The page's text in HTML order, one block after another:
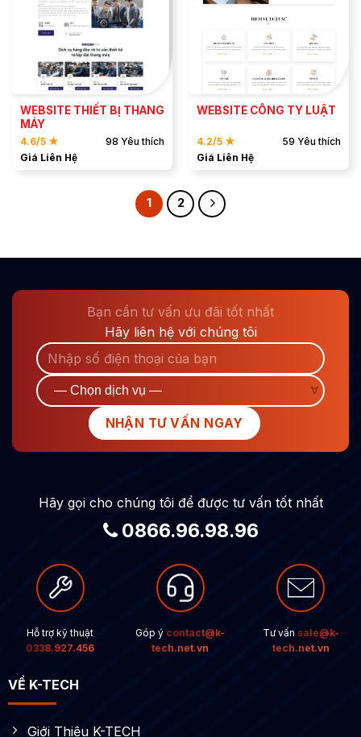
XEM DEMO
WEBSITE THIẾT BỊ THANG
MÁY
4.6/5 ★
98 Yêu thích
Giá Liên Hệ
XEM DEMO
WEBSITE CÔNG TY LUẬT
4.2/5 ★
59 Yêu thích
Giá Liên Hệ
1 2
Bạn cần tư vấn ưu đãi tốt nhất
Hãy liên hệ với chúng tôi
Hãy gọi cho chúng tôi để được tư vấn tốt nhất
0866.96.98.96
Hỗ trợ kỹ thuật
0338.927.456
Góp ý contact@k-
tech.net.vn
Tư vấn sale@k-
tech.net.vn
VỀ K-TECH
Giới Thiệu K-TECH